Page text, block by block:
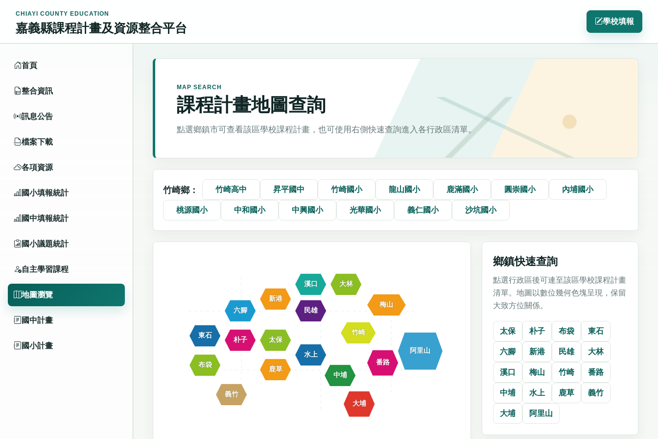
CHIAYI COUNTY EDUCATION
嘉義縣課程計畫及資源整合平台
學校填報
首頁
整合資訊
訊息公告
檔案下載
各項資源
國小填報統計
國中填報統計
國小議題統計
自主學習課程
地圖瀏覽
國中計畫
國小計畫
MAP SEARCH
課程計畫地圖查詢
點選鄉鎮市可查看該區學校課程計畫，也可使用右側快速查詢進入各行政區清單。
竹崎鄉： 竹崎高中 昇平國中 竹崎國小 龍山國小 鹿滿國小 圓崇國小 內埔國小
桃源國小 中和國小 中興國小 光華國小 義仁國小 沙坑國小
東石
布袋
義竹
六腳
朴子
新港
太保
鹿草
溪口 大林
民雄
水上
中埔
竹崎
梅山
番路
大埔
阿里山
鄉鎮快速查詢
點選行政區後可連至該區學校課程計畫
清單。地圖以數位幾何色塊呈現，保留
大致方位關係。
太保 朴子 布袋 東石
六腳 新港 民雄 大林
溪口 梅山 竹崎 番路
中埔 水上 鹿草 義竹
大埔 阿里山